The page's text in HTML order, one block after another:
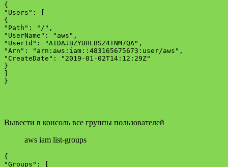
{
"Users": [
{
"Path": "/",
"UserName": "aws",
"UserId": "AIDAJBZYUHLBSZ4TNM7QA",
"Arn": "arn:aws:iam::483165675673:user/aws",
"CreateDate": "2019-01-02T14:12:29Z"
}
]
Вывести в консоль все группы пользователей
aws iam list-groups
{
"Groups": [